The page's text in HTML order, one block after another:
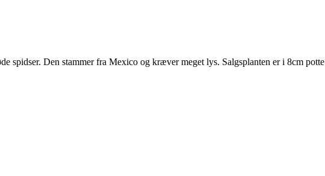
spidser. Den stammer fra Mexico og kræver meget lys. Salgsplanten er i 8cm potte